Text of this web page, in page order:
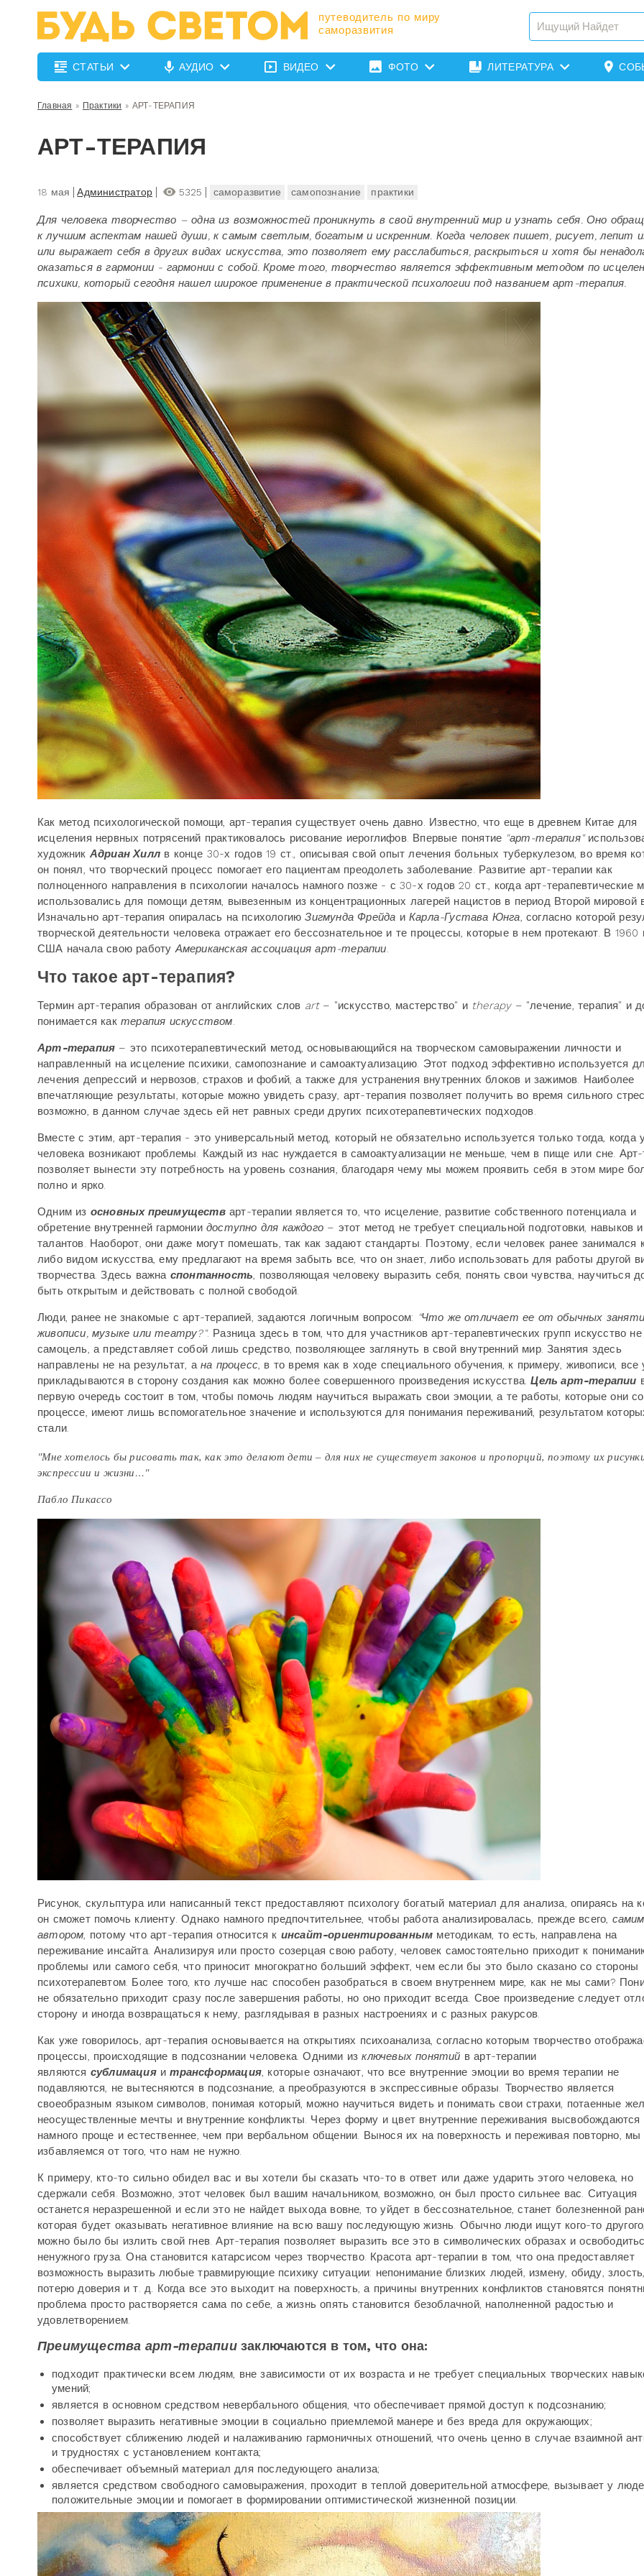
путеводитель по миру
саморазвития
СТАТЬИ АУДИО ВИДЕО ФОТО ЛИТЕРАТУРА
Главная » Практики » АРТ-ТЕРАПИЯ
АРТ-ТЕРАПИЯ
18 мая Администратор 5325 саморазвитие самопознание практики
Для человека творчество – одна из возможностей проникнуть в свой внутренний мир и узнать себя. Оно
к лучшим аспектам нашей души, к самым светлым, богатым и искренним. Когда человек пишет, рисует, лепит
или выражает себя в других видах искусства, это позволяет ему расслабиться, раскрыться и хотя бы
оказаться в гармонии - гармонии с собой. Кроме того, творчество является эффективным методом по
психики, который сегодня нашел широкое применение в практической психологии под названием арт-терапия.
Как метод психологической помощи, арт-терапия существует очень давно. Известно, что еще в древнем Китае для
исцеления нервных потрясений практиковалось рисование иероглифов. Впервые понятие "арт-терапия"
художник Адриан Хилл в конце 30-х годов 19 ст., описывая свой опыт лечения больных туберкулезом, во время
он понял, что творческий процесс помогает его пациентам преодолеть заболевание. Развитие арт-терапии как
полноценного направления в психологии началось намного позже - с 30-х годов 20 ст., когда арт-терапевтические
использовались для помощи детям, вывезенным из концентрационных лагерей нацистов в период Второй мировой
Изначально арт-терапия опиралась на психологиюЗигмунда Фрейда иКарла-Густава Юнга, согласно которой
творческой деятельности человека отражает его бессознательное и те процессы, которые в нем протекают. В 1960
США начала свою работуАмериканская ассоциация арт-терапии.
Что такое арт-терапия?
Термин арт-терапия образован от английских слов art– "искусство, мастерство" и therapy– "лечение, терапия" и
понимается как терапия искусством.
Арт-терапия – это психотерапевтический метод, основывающийся на творческом самовыражении личности и
направленный на исцеление психики, самопознание и самоактуализацию. Этот подход эффективно используется
лечения депрессий и нервозов, страхов и фобий, а также для устранения внутренних блоков и зажимов. Наиболее
впечатляющие результаты, которые можно увидеть сразу, арт-терапия позволяет получить во время сильного
возможно, в данном случае здесь ей нет равных среди других психотерапевтических подходов.
Вместе с этим, арт-терапия - это универсальный метод, который не обязательно используется только тогда, когда
человека возникают проблемы. Каждый из нас нуждается в самоактуализации не меньше, чем в пище или сне. Арт-
позволяет вынести эту потребность на уровень сознания, благодаря чему мы можем проявить себя в этом мире
полно и ярко.
Одним из основных преимуществарт-терапии является то, что исцеление, развитие собственного потенциала и
обретение внутренней гармонии доступно для каждого – этот метод не требует специальной подготовки, навыков и
талантов. Наоборот, они даже могут помешать, так как задают стандарты. Поэтому, если человек ранее занимался
либо видом искусства, ему предлагают на время забыть все, что он знает, либо использовать для работы другой
творчества. Здесь важна спонтанность, позволяющая человеку выразить себя, понять свои чувства, научиться
быть открытым и действовать с полной свободой.
Люди, ранее не знакомые с арт-терапией, задаются логичным вопросом: "Что же отличает ее от обычных
живописи, музыке или театру?". Разница здесь в том, что для участников арт-терапевтических групп искусство
самоцель, а представляет собой лишь средство, позволяющее заглянуть в свой внутренний мир. Занятия здесь
направлены не на результат, а на процесс, в то время как в ходе специального обучения, к примеру, живописи, все
прикладываются в сторону создания как можно более совершенного произведения искусства.Цель арт-терапии
первую очередь состоит в том, чтобы помочь людям научиться выражать свои эмоции, а те работы, которые они
процессе, имеют лишь вспомогательное значение и используются для понимания переживаний, результатом
стали.
"Мне хотелось бы рисовать так, как это делают дети – для них не существует законов и пропорций, поэтому их
экспрессии и жизни…"
Пабло Пикассо
Рисунок, скульптура или написанный текст предоставляют психологу богатый материал для анализа, опираясь на
он сможет помочь клиенту. Однако намного предпочтительнее, чтобы работа анализировалась, прежде всего, самим
автором, потому что арт-терапия относится к инсайт-ориентированным методикам, то есть, направлена на
переживание инсайта. Анализируя или просто созерцая свою работу, человек самостоятельно приходит к
проблемы или самого себя, что приносит многократно больший эффект, чем если бы это было сказано со стороны
психотерапевтом. Более того, кто лучше нас способен разобраться в своем внутреннем мире, как не мы сами?
не обязательно приходит сразу после завершения работы, но оно приходит всегда. Свое произведение следует
сторону и иногда возвращаться к нему, разглядывая в разных настроениях и с разных ракурсов.
Как уже говорилось, арт-терапия основывается на открытиях психоанализа, согласно которым творчество
процессы, происходящие в подсознании человека. Одними изключевых понятий в арт-терапии
являются сублимацияитрансформация, которые означают, что все внутренние эмоции во время терапии не
подавляются, не вытесняются в подсознание, а преобразуются в экспрессивные образы. Творчество является
своеобразным языком символов, понимая который, можно научиться видеть и понимать свои страхи, потаенные
неосуществленные мечты и внутренние конфликты. Через форму и цвет внутренние переживания высвобождаются
намного проще и естественнее, чем при вербальном общении. Вынося их на поверхность и переживая повторно, мы
избавляемся от того, что нам не нужно.
К примеру, кто-то сильно обидел вас и вы хотели бы сказать что-то в ответ или даже ударить этого человека, но
сдержали себя. Возможно, этот человек был вашим начальником, возможно, он был просто сильнее вас. Ситуация
останется неразрешенной и если это не найдет выхода вовне, то уйдет в бессознательное, станет болезненной
которая будет оказывать негативное влияние на всю вашу последующую жизнь. Обычно люди ищут кого-то
можно было бы излить свой гнев. Арт-терапия позволяет выразить все это в символических образах и
ненужного груза. Она становится катарсисом через творчество. Красота арт-терапии в том, что она предоставляет
возможность выразить любые травмирующие психику ситуации: непонимание близких людей, измену, обиду, злость,
потерю доверия и т. д. Когда все это выходит на поверхность, а причины внутренних конфликтов становятся
проблема просто растворяется сама по себе, а жизнь опять становится безоблачной, наполненной радостью и
удовлетворением.
Преимущества арт-терапиизаключаются в том, что она:
подходит практически всем людям, вне зависимости от их возраста и не требует специальных творческих
умений;
является в основном средством невербального общения, что обеспечивает прямой доступ к подсознанию;
позволяет выразить негативные эмоции в социально приемлемой манере и без вреда для окружающих;
способствует сближению людей и налаживанию гармоничных отношений, что очень ценно в случае взаимной
и трудностях с установлением контакта;
обеспечивает объемный материал для последующего анализа;
является средством свободного самовыражения, проходит в теплой доверительной атмосфере, вызывает у
положительные эмоции и помогает в формировании оптимистической жизненной позиции.